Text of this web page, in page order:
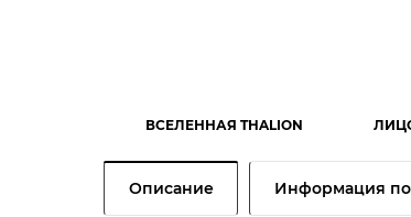
ВСЕЛЕННАЯ THALION
Описание Информация